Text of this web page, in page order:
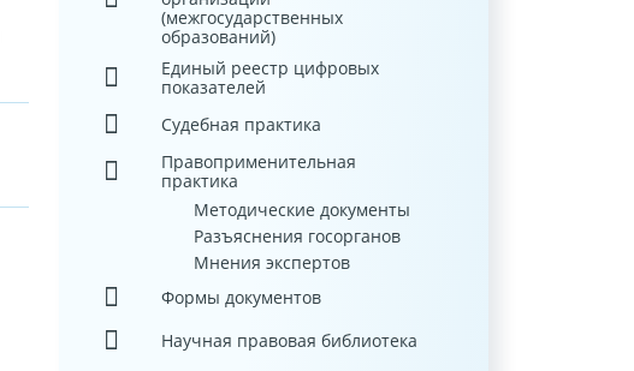
(межгосударственных
образований)
Единый реестр цифровых
показателей
Судебная практика
Правоприменительная
практика
Методические документы
Разъяснения госорганов
Мнения экспертов
Формы документов
Научная правовая библиотека